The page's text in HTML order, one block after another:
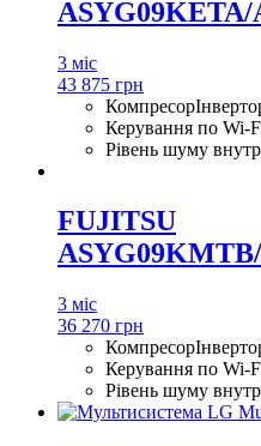
3 міс
43 875 грн
Компресор
Керування по Wi-
Рівень шуму
FUJITSU
3 міс
36 270 грн
Компресор
Керування по Wi-
Рівень шуму